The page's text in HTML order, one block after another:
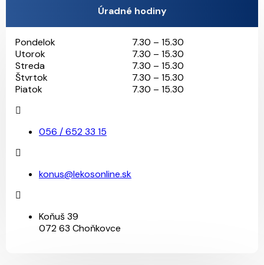
Úradné hodiny
Pondelok
7.30 – 15.30
Utorok
7.30 – 15.30
Streda
7.30 – 15.30
Štvrtok
7.30 – 15.30
Piatok
7.30 – 15.30
056 / 652 33 15
konus@lekosonline.sk
Koňuš 39
072 63 Choňkovce